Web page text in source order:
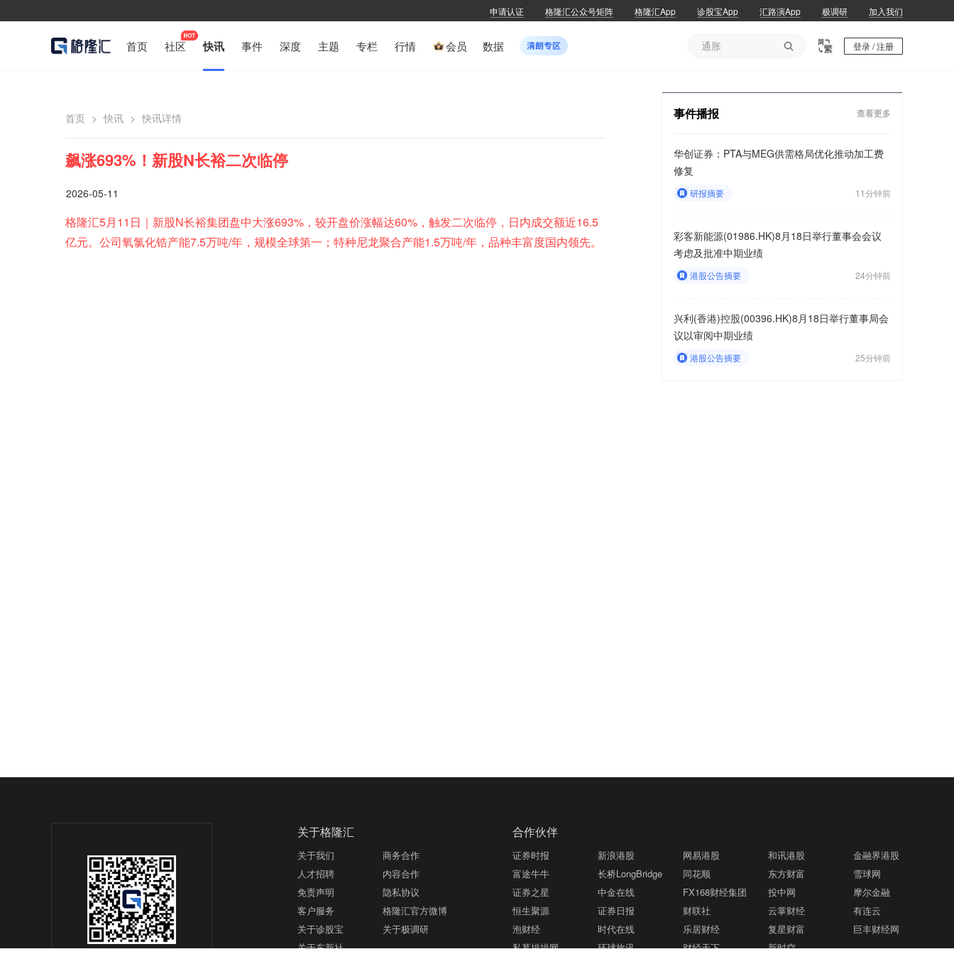
申请认证 格隆汇公众号矩阵 格隆汇App 诊股宝App 汇路演App 极调研 加入我们
首页 社区 快讯 事件 深度 主题 专栏 行情 会员 数据 
通胀
登录 / 注册
首页 > 快讯 > 快讯详情
飙涨693%！新股N长裕二次临停
2026-05-11
格隆汇5月11日｜新股N长裕集团盘中大涨693%，较开盘价涨幅达60%，触发二次临停，日内成交额近16.5
亿元。公司氧氯化锆产能7.5万吨/年，规模全球第一；特种尼龙聚合产能1.5万吨/年，品种丰富度国内领先。
事件播报 查看更多
华创证券：PTA与MEG供需格局优化推动加工费
修复
研报摘要 11分钟前
彩客新能源(01986.HK)8月18日举行董事会会议
考虑及批准中期业绩
港股公告摘要 24分钟前
兴利(香港)控股(00396.HK)8月18日举行董事局会
议以审阅中期业绩
港股公告摘要 25分钟前
关于格隆汇
关于我们
商务合作
人才招聘
内容合作
免责声明
隐私协议
客户服务
格隆汇官方微博
关于诊股宝
关于极调研
关于东新社
合作伙伴
证券时报 新浪港股 网易港股 和讯港股
金融界港股
富途牛牛
长桥LongBridge 同花顺 东方财富
雪球网
证券之星
中金在线 FX168财经集团 投中网
摩尔金融
恒生聚源
证券日报 财联社 云掌财经
有连云
泡财经
时代在线 乐居财经 复星财富
巨丰财经网
私募排排网
环球旅讯 财经天下 新时空